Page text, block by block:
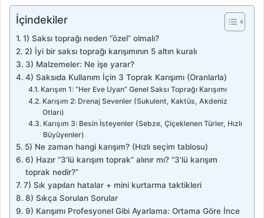
İçindekiler
1) Saksı toprağı neden “özel” olmalı?
2) İyi bir saksı toprağı karışımının 5 altın kuralı
3) Malzemeler: Ne işe yarar?
4) Saksıda Kullanım İçin 3 Toprak Karışımı (Oranlarla)
Karışım 1: “Her Eve Uyan” Genel Saksı Toprağı Karışımı
Karışım 2: Drenaj Sevenler (Sukulent, Kaktüs, Akdeniz
Otları)
Karışım 3: Besin İsteyenler (Sebze, Çiçeklenen Türler, Hızlı
Büyüyenler)
5) Ne zaman hangi karışım? (Hızlı seçim tablosu)
6) Hazır “3’lü karışım toprak” alınır mı? “3’lü karışım
toprak nedir?”
7) Sık yapılan hatalar + mini kurtarma taktikleri
8) Sıkça Sorulan Sorular
9) Karışımı Profesyonel Gibi Ayarlama: Ortama Göre İnce